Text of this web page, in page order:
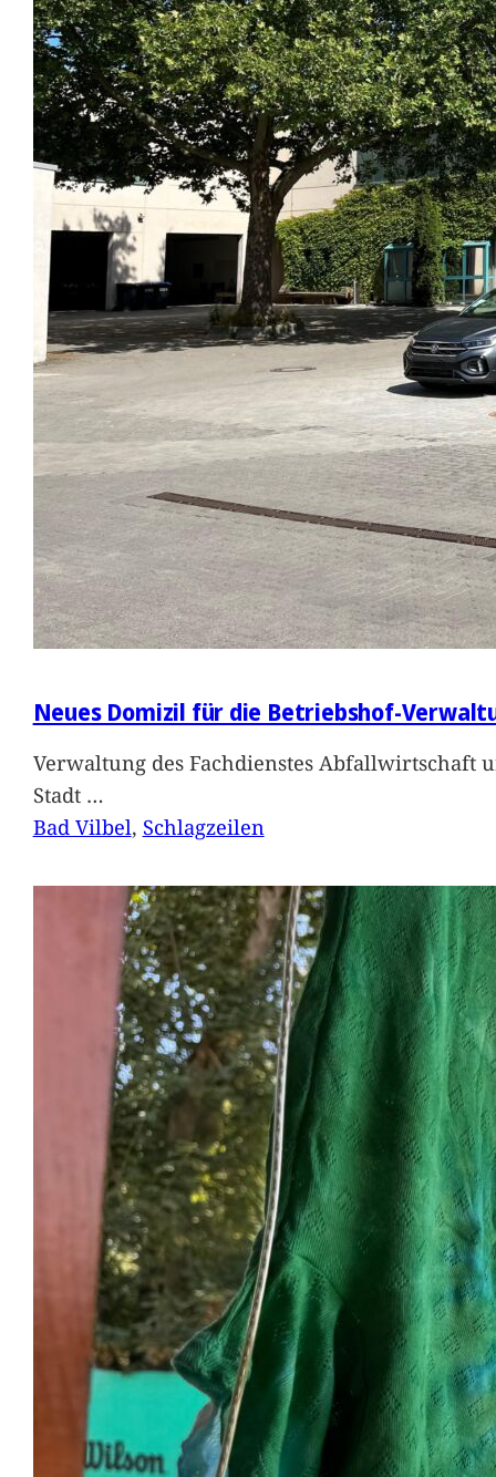
Neues Domizil für die Betriebshof-
Verwaltung des Fachdienstes Abfallwirtschaft
Stadt …
Bad Vilbel, Schlagzeilen